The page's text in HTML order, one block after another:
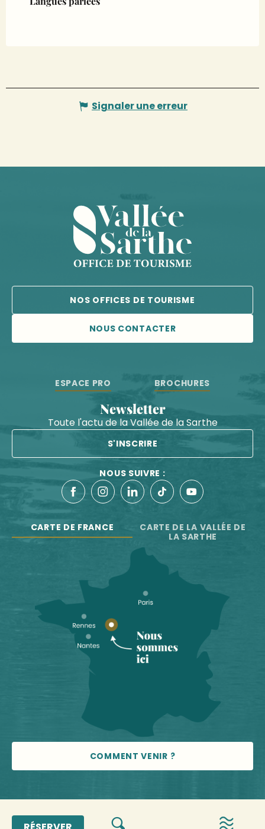
Signaler une erreur
NOS OFFICES DE TOURISME
NOUS CONTACTER
ESPACE PRO BROCHURES
Newsletter
Toute l'actu de la Vallée de la Sarthe
S'INSCRIRE
NOUS SUIVRE :
CARTE DE FRANCE
CARTE DE LA VALLÉE DE
LA SARTHE
COMMENT VENIR ?
© 2026 Vallée de la Sarthe